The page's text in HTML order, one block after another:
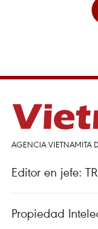
AGENCIA VIETNAMITA
Editor en jefe:
Propiedad